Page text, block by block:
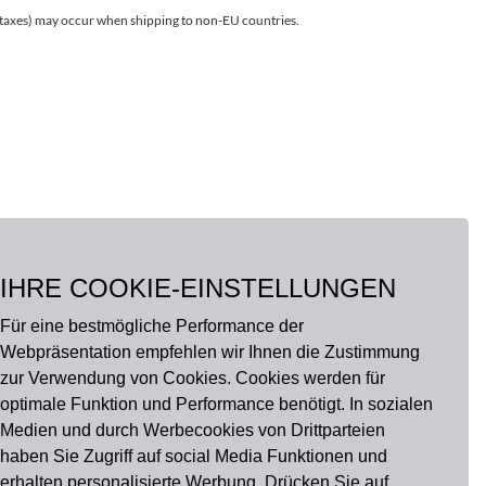
IHRE COOKIE-EINSTELLUNGEN
Für eine bestmögliche Performance der
Webpräsentation empfehlen wir Ihnen die Zustimmung
zur Verwendung von Cookies. Cookies werden für
optimale Funktion und Performance benötigt. In sozialen
Medien und durch Werbecookies von Drittparteien
haben Sie Zugriff auf social Media Funktionen und
may occur when shipping to non-EU countries.